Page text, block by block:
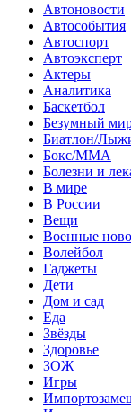
Автоновости
Автособытия
Автоспорт
Автоэксперт
Актеры
Аналитика
Баскетбол
Безумный
Биатлон/
Бокс/MMA
Болезни и
В мире
В России
Вещи
Военные
Волейбол
Гаджеты
Дети
Дом и сад
Еда
Звёзды
Здоровье
ЗОЖ
Игры